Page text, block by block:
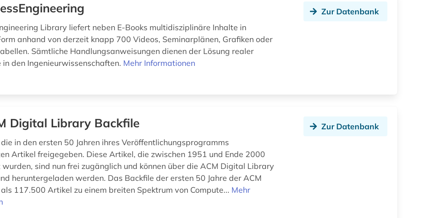
Library liefert neben E-Books multidisziplinäre Inhalte in
anhand von derzeit knapp 700 Videos, Seminarplänen, Grafiken oder
Sämtliche Handlungsanweisungen dienen der Lösung realer
in den Ingenieurwissenschaften. Mehr Informationen
Zur Datenbank
Digital Library Backfile
in den ersten 50 Jahren ihres Veröffentlichungsprogramms
Artikel freigegeben. Diese Artikel, die zwischen 1951 und Ende 2000
sind nun frei zugänglich und können über die ACM Digital Library
heruntergeladen werden. Das Backfile der ersten 50 Jahre der ACM
117.500 Artikel zu einem breiten Spektrum von Compute... Mehr
Zur Datenbank